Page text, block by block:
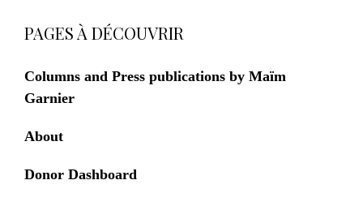
PAGES À DÉCOUVRIR
Columns and Press publications by Maïm
Garnier
About
Donor Dashboard